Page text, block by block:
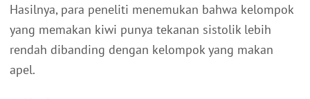
Hasilnya, para peneliti menemukan bahwa kelompok
yang memakan kiwi punya tekanan sistolik lebih
rendah dibanding dengan kelompok yang makan
apel.